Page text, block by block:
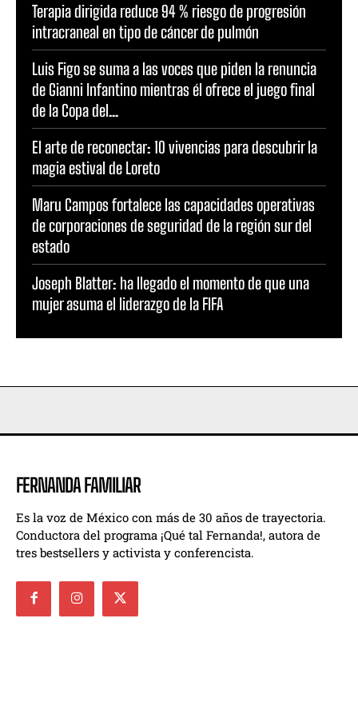
Terapia dirigida reduce 94 % riesgo de progresión
intracraneal en tipo de cáncer de pulmón
Luis Figo se suma a las voces que piden la renuncia
de Gianni Infantino mientras él ofrece el juego final
de la Copa del...
El arte de reconectar: 10 vivencias para descubrir la
magia estival de Loreto
Maru Campos fortalece las capacidades operativas
de corporaciones de seguridad de la región sur del
estado
Joseph Blatter: ha llegado el momento de que una
mujer asuma el liderazgo de la FIFA
FERNANDA FAMILIAR
Es la voz de México con más de 30 años de trayectoria.
Conductora del programa ¡Qué tal Fernanda!, autora de
tres bestsellers y activista y conferencista.